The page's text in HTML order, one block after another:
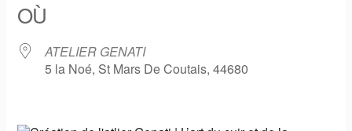
OÙ
ATELIER GENATI
5 la Noé, St Mars De Coutais, 44680